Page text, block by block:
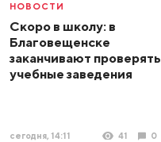
НОВОСТИ
Скоро в школу: в
Благовещенске
заканчивают проверять
учебные заведения
сегодня, 14:11 41 0